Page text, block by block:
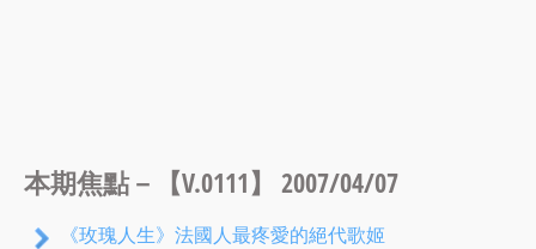
本期焦點－【V.0111】 2007/04/07
《玫瑰人生》法國人最疼愛的絕代歌姬